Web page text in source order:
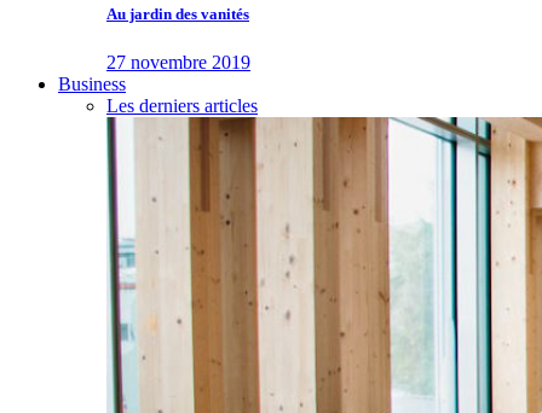
Au jardin des vanités
27 novembre 2019
Business
Les derniers articles